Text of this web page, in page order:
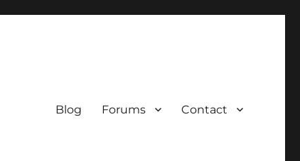
Blog Forums Contact